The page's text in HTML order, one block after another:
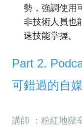
勢，強調使用
非技術人員也
速技能掌握。
Part 2.
可錯過的自
講師 ：粉紅地獄